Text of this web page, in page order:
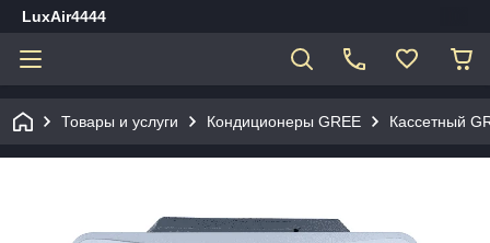
LuxAir4444
Товары и услуги Кондиционеры GREE Кассетный